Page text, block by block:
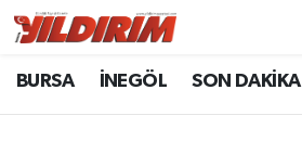
BURSA İNEGÖL SON DAKİKA
BURSA
Bursa Nöbetçi Eczaneler